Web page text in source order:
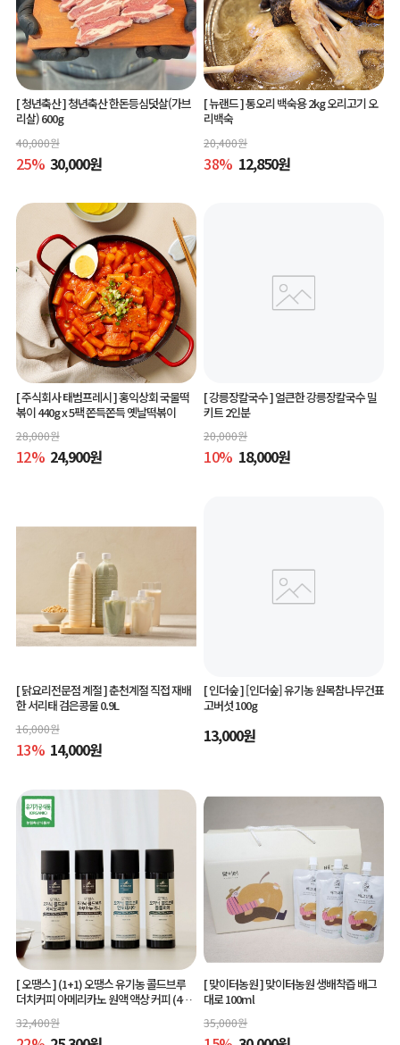
[ 청년축산 ]청년축산 한돈등심덧살(가브
리살) 600g
40,000원
25% 30,000원
[ 뉴랜드 ]통오리 백숙용 2kg 오리고기 오
리백숙
20,400원
38% 12,850원
[ 주식회사 태범프레시 ]홍익상회 국물떡
볶이 440g x 5팩 쫀득쫀득 옛날떡볶이
28,000원
12% 24,900원
[ 강릉장칼국수 ]얼큰한 강릉장칼국수 밀
키트 2인분
20,000원
10% 18,000원
[ 닭요리전문점 계절 ]춘천계절 직접 재배
한 서리태 검은콩물 0.9L
16,000원
13% 14,000원
[ 인더숲 ][인더숲] 유기농 원목참나무건표
고버섯 100g
13,000원
[ 오땡스 ](1+1) 오땡스 유기농 콜드브루
더치커피 아메리카노 원액 액상 커피 (400
32,400원
[ 맞이터농원 ]맞이터농원 생배착즙 배그
대로 100ml
35,000원